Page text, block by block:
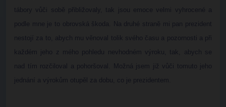
tábory vůči sobě přibližovaly, tak jsou emoce velmi vyhrocené a
podle mne je to obrovská škoda. Na druhé straně mi pan prezident
nestojí za to, abych mu věnoval tolik svého času a pozornosti a při
každém jeho z mého pohledu nevhodném výroku, tak, abych se
nad tím rozčiloval a pohoršoval. Možná jsem již vůči tomuto jeho
jednání a výrokům otupěl za dobu, co je prezidentem.